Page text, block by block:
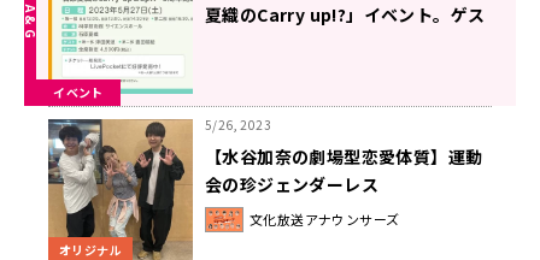
イベント
夏織のCarry up!?」イベント。ゲス
オリジナル
5/26, 2023
【水谷加奈の劇場型恋愛体質】運動
会の珍ジェンダーレス
文化放送アナウンサーズ